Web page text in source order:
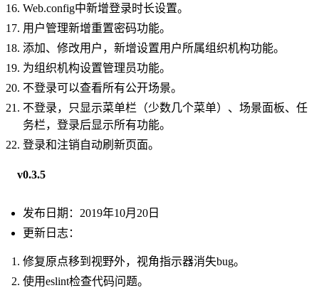
Web.config中新增登录时长设置。
用户管理新增重置密码功能。
添加、修改用户，新增设置用户所属组织机构功能。
为组织机构设置管理员功能。
不登录可以查看所有公开场景。
不登录，只显示菜单栏（少数几个菜单）、场景面板、任
务栏，登录后显示所有功能。
登录和注销自动刷新页面。
v0.3.5
发布日期：2019年10月20日
更新日志：
修复原点移到视野外，视角指示器消失bug。
使用eslint检查代码问题。